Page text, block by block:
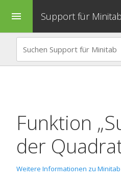
menu Support für Minitab
Funktion
der
Weitere Informationen zu Minitab